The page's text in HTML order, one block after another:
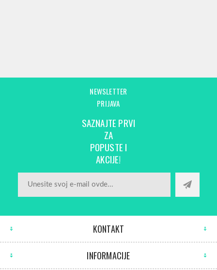
NEWSLETTER
PRIJAVA
SAZNAJTE PRVI
ZA
POPUSTE I
AKCIJE!
KONTAKT
INFORMACIJE